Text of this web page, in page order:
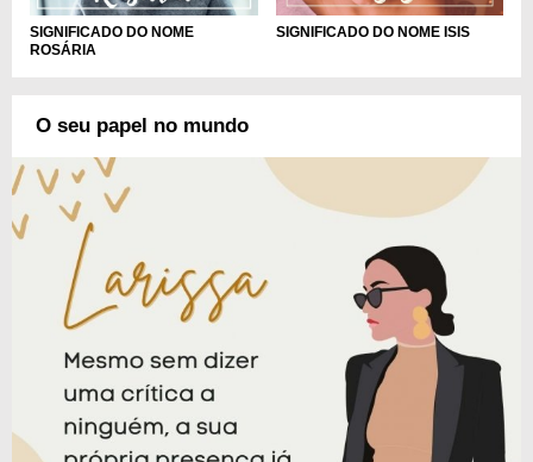
SIGNIFICADO DO NOME
ROSÁRIA
SIGNIFICADO DO NOME ISIS
O seu papel no mundo